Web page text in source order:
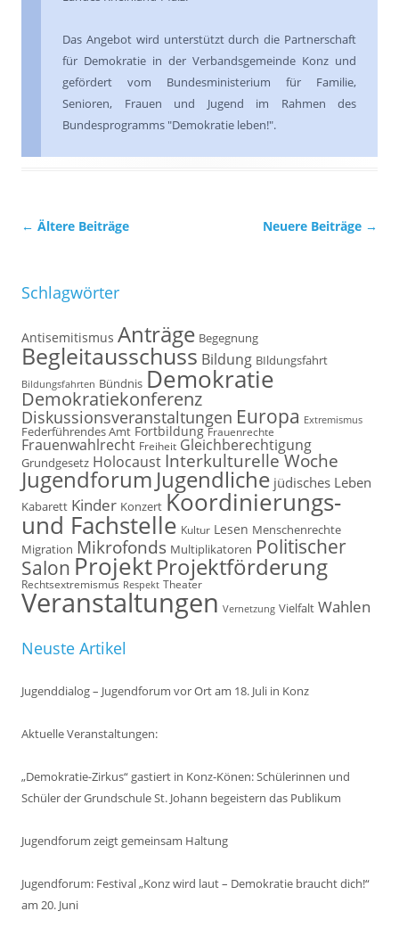
Das Angebot wird unterstützt durch die Partnerschaft
für Demokratie in der Verbandsgemeinde Konz und
gefördert vom Bundesministerium für Familie,
Senioren, Frauen und Jugend im Rahmen des
Bundesprogramms "Demokratie leben!".
Beitrags-
← Ältere Beiträge Neuere Beiträge →
Schlagwörter
Antisemitismus Anträge Begegnung
Begleitausschuss Bildung BIldungsfahrt
Bildungsfahrten Bündnis Demokratie
Demokratiekonferenz
Diskussionsveranstaltungen Europa Extremismus
Federführendes Amt Fortbildung Frauenrechte
Frauenwahlrecht Freiheit Gleichberechtigung
Grundgesetz Holocaust Interkulturelle Woche
Jugendforum Jugendliche jüdisches Leben
Kabarett Kinder Konzert Koordinierungs-
und Fachstelle Kultur Lesen Menschenrechte
Migration Mikrofonds Multiplikatoren Politischer
Salon ProjektProjektförderung
Rechtsextremismus Respekt Theater
Veranstaltungen Vernetzung Vielfalt Wahlen
Neuste Artikel
Jugenddialog – Jugendforum vor Ort am 18. Juli in Konz
Aktuelle Veranstaltungen:
„Demokratie-Zirkus“ gastiert in Konz-Könen: Schülerinnen und
Schüler der Grundschule St. Johann begeistern das Publikum
Jugendforum zeigt gemeinsam Haltung
Jugendforum: Festival „Konz wird laut – Demokratie braucht dich!“
am 20. Juni